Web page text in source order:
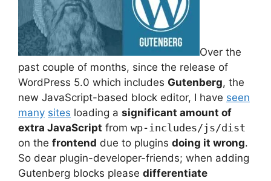
Over the
past couple of months, since the release of
WordPress 5.0 which includes Gutenberg, the
new JavaScript-based block editor, I have seen
many sites loading a significant amount of
extra JavaScript from wp-includes/js/dist
on the frontend due to plugins doing it wrong.
So dear plugin-developer-friends; when adding
Gutenberg blocks please differentiate